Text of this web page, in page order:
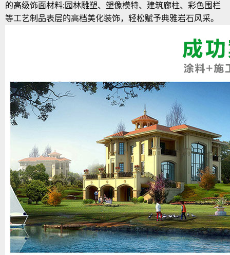
的高级饰面材料;园林雕塑、塑像模特、建筑廊柱、彩色围栏
等工艺制品表层的高档美化装饰，轻松赋予典雅岩石风采。